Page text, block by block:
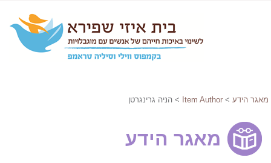
מאגר הידע >
Item Author > הניה גרינגרטן
מאגר הידע